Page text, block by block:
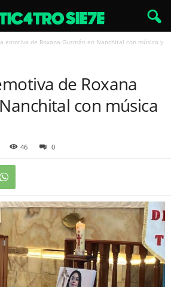
emotiva de Roxana Guzmán en Nanchital con música y
de Roxana
con música
46 0